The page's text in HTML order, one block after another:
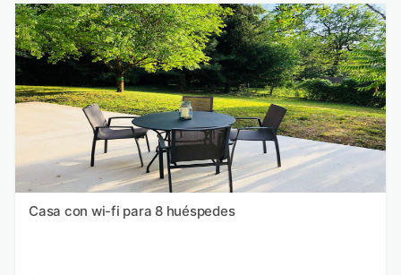
Casa con wi-fi para 8 huéspedes